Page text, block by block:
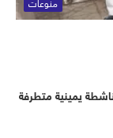
يمينية متطرفة